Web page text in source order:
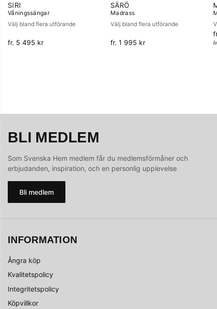
SIRI
Våningssängar
Välj bland flera utförande
fr. 5 495 kr
SÄRÖ
Madrass
Välj bland flera utförande
fr. 1 995 kr
BLI MEDLEM
Som Svenska Hem medlem får du medlemsförmåner och
erbjudanden, inspiration, och en personlig upplevelse
Bli medlem
INFORMATION
Ångra köp
Kvalitetspolicy
Integritetspolicy
Köpvillkor